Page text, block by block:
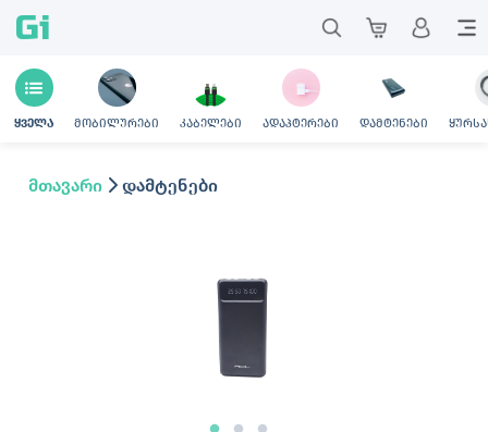
Gi
ყველა მობილურები კაბელები ადაპტერები დამტენები
მთავარი დამტენები